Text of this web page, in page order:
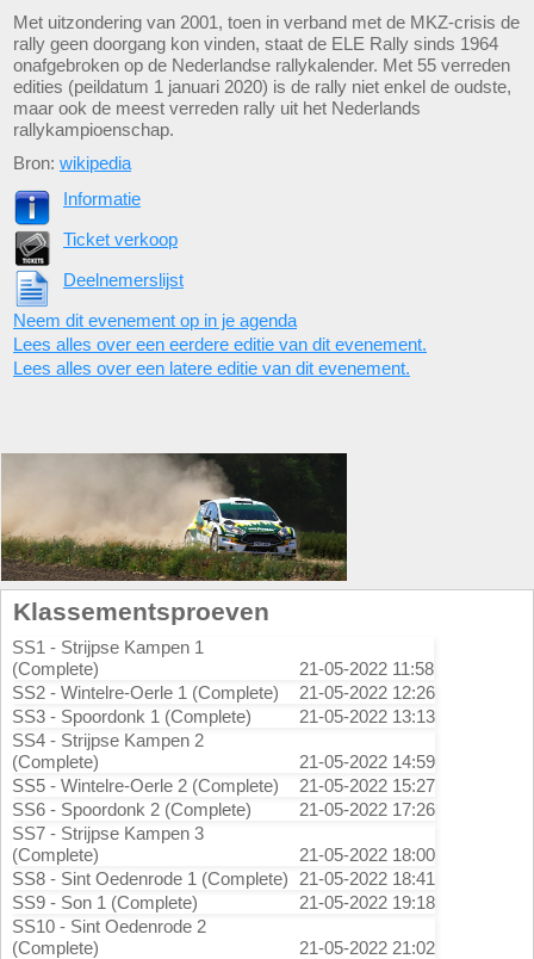
Met uitzondering van 2001, toen in verband met de MKZ-crisis de
rally geen doorgang kon vinden, staat de ELE Rally sinds 1964
onafgebroken op de Nederlandse rallykalender. Met 55 verreden
edities (peildatum 1 januari 2020) is de rally niet enkel de oudste,
maar ook de meest verreden rally uit het Nederlands
rallykampioenschap.
Bron: wikipedia
Informatie
Ticket verkoop
Deelnemerslijst
Neem dit evenement op in je agenda
Lees alles over een eerdere editie van dit evenement.
Lees alles over een latere editie van dit evenement.
Klassementsproeven
SS1 - Strijpse Kampen 1
(Complete)
21-05-2022 11:58
SS2 - Wintelre-Oerle 1 (Complete)
21-05-2022 12:26
SS3 - Spoordonk 1 (Complete)
21-05-2022 13:13
SS4 - Strijpse Kampen 2
(Complete)
21-05-2022 14:59
SS5 - Wintelre-Oerle 2 (Complete)
21-05-2022 15:27
SS6 - Spoordonk 2 (Complete)
21-05-2022 17:26
SS7 - Strijpse Kampen 3
(Complete)
21-05-2022 18:00
SS8 - Sint Oedenrode 1 (Complete)
21-05-2022 18:41
SS9 - Son 1 (Complete)
21-05-2022 19:18
SS10 - Sint Oedenrode 2
(Complete)
21-05-2022 21:02